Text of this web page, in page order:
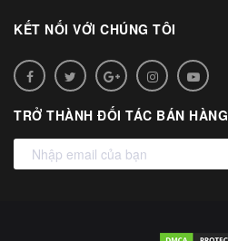
KẾT NỐI VỚI CHÚNG TÔI
TRỞ THÀNH ĐỐI TÁC BÁN HÀNG